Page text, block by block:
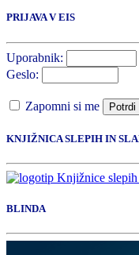
PRIJAVA V EIS
Uporabnik:
Geslo:
Zapomni si me Potrdi
KNJIŽNICA SLEPIH IN
BLINDA